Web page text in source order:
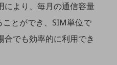
により、毎月の通信容量
とができ、SIM単位で
でも効率的に利用でき